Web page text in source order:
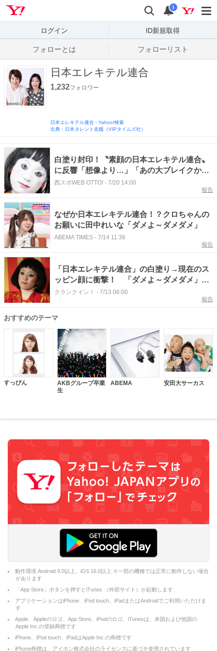
検索
通知
i
ログイン ID新規取得
フォローとは フォローリスト
日本エレキテル連合
1,232フォロワー
日本エレキテル連合 - Yahoo!検索
出典：日本タレント名鑑（VIPタイムズ社）
白塗り封印！〝素顔の日本エレキテル連合〟
に反響「想像より…」「あの大ブレイクから
12年ですか」「ダメよ〜ダメダメ」
西スポWEB OTTO! - 7/20 14:00
報告
なぜか日本エレキテル連合！？クロちゃんの
お願いに田中れいな「ダメよ～ダメダメ」
ABEMA TIMES - 7/14 11:36
報告
「日本エレキテル連合」の白塗り→現在のス
ッピン顔に衝撃！ 「ダメよ～ダメダメ」か
ら12年 今年42歳に
クランクイン！ - 7/13 06:00
報告
おすすめのテーマ
すっぴん
AKBグループ卒業
生
ABEMA 安田大サーカス
動作環境 Android 9.0以上、iOS 16.0以上 ※一部の機種では正常に動作しない場合
があります
「App Store」ボタンを押すとiTunes （外部サイト）が起動します
アプリケーションはiPhone、iPod touch、iPadまたはAndroidでご利用いただけま
す
Apple、Appleのロゴ、App Store、iPodのロゴ、iTunesは、米国および他国の
Apple Inc.の登録商標です
iPhone、iPod touch、iPadはApple Inc.の商標です
iPhone商標は、アイホン株式会社のライセンスに基づき使用されています